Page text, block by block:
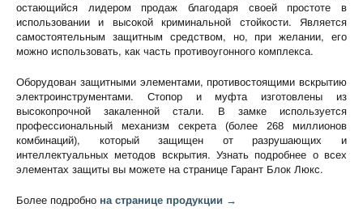
остающийся лидером продаж благодаря своей простоте в
использовании и высокой криминальной стойкости. Является
самостоятельным защитным средством, но, при желании, его
можно использовать, как часть противоугонного комплекса.
Оборудован защитными элементами, противостоящими вскрытию
электроинструментами. Стопор и муфта изготовлены из
высокопрочной закаленной стали. В замке используется
профессиональный механизм секрета (более 268 миллионов
комбинаций), который защищен от разрушающих и
интеллектуальных методов вскрытия. Узнать подробнее о всех
элементах защиты вы можете на странице Гарант Блок Люкс.
Более подробно на странице продукции →